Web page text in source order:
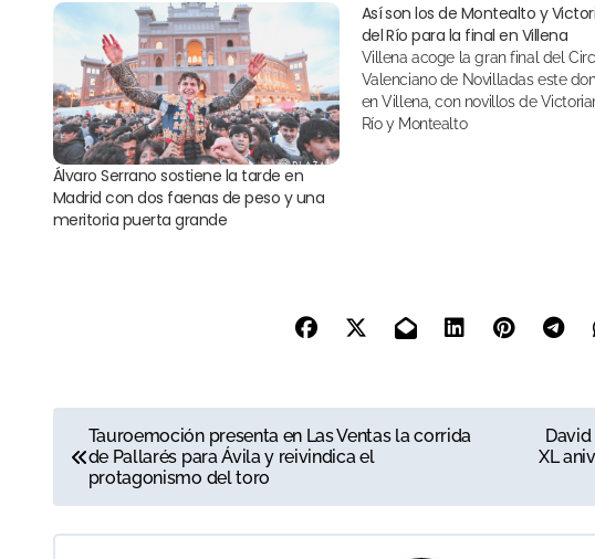
Álvaro Serrano sostiene la tarde en
Madrid con dos faenas de peso y una
meritoria puerta grande
Así son los de Montealto y
del Río para la final en Villena
Villena acoge la gran final del Circuito
Valenciano de Novilladas este
en Villena, con novillos de
Río y Montealto
a
v
Tauroemoción presenta en Las Ventas la corrida
de Pallarés para Ávila y reivindica el
protagonismo del toro
XL